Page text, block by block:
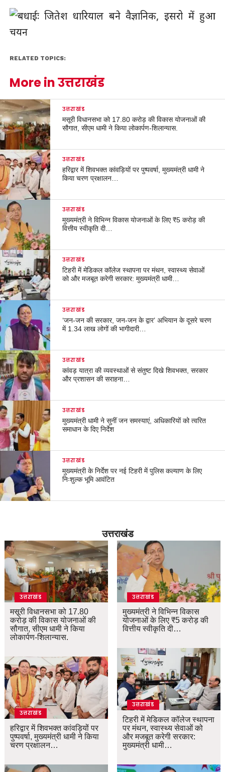
RELATED TOPICS:
More in उत्तराखंड
उत्तराखंड
मसूरी विधानसभा को 17.80 करोड़ की विकास योजनाओं की
सौगात, सीएम धामी ने किया लोकार्पण-शिलान्यास.
उत्तराखंड
हरिद्वार में शिवभक्त कांवड़ियों पर पुष्पवर्षा, मुख्यमंत्री धामी ने
किया चरण प्रक्षालन…
उत्तराखंड
मुख्यमंत्री ने विभिन्न विकास योजनाओं के लिए ₹5 करोड़ की
वित्तीय स्वीकृति दी…
उत्तराखंड
टिहरी में मेडिकल कॉलेज स्थापना पर मंथन, स्वास्थ्य सेवाओं
को और मजबूत करेगी सरकार: मुख्यमंत्री धामी…
उत्तराखंड
‘जन-जन की सरकार, जन-जन के द्वार’ अभियान के दूसरे चरण
में 1.34 लाख लोगों की भागीदारी…
उत्तराखंड
कांवड़ यात्रा की व्यवस्थाओं से संतुष्ट दिखे शिवभक्त, सरकार
और प्रशासन की सराहना…
उत्तराखंड
मुख्यमंत्री धामी ने सुनीं जन समस्याएं, अधिकारियों को त्वरित
समाधान के दिए निर्देश
उत्तराखंड
मुख्यमंत्री के निर्देश पर नई टिहरी में पुलिस कल्याण के लिए
निःशुल्क भूमि आवंटित
उत्तराखंड
उत्तराखंड
मसूरी विधानसभा को 17.80
करोड़ की विकास योजनाओं की
सौगात, सीएम धामी ने किया
लोकार्पण-शिलान्यास.
उत्तराखंड
हरिद्वार में शिवभक्त कांवड़ियों पर
पुष्पवर्षा, मुख्यमंत्री धामी ने किया
चरण प्रक्षालन…
उत्तराखंड
मुख्यमंत्री ने विभिन्न विकास
योजनाओं के लिए ₹5 करोड़ की
वित्तीय स्वीकृति दी…
उत्तराखंड
टिहरी में मेडिकल कॉलेज स्थापना
पर मंथन, स्वास्थ्य सेवाओं को
और मजबूत करेगी सरकार:
मुख्यमंत्री धामी…